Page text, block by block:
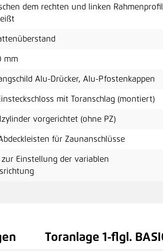
dem rechten und linken Rahmenprofil
mm
Alu-Drücker, Alu-Pfostenkappen
mit Toranschlag (montiert)
vorgerichtet (ohne PZ)
für Zaunanschlüsse
zur Einstellung der variablen
Toranlage 1-flgl.